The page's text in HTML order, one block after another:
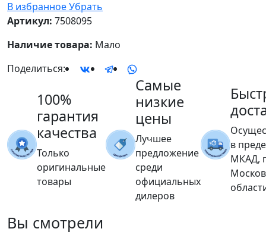
В избранноеУбрать
Артикул: 7508095
Наличие товара: Мало
Поделиться:
100%
гарантия
качества
Только
оригинальные
товары
Самые
низкие
цены
Лучшее
предложение
среди
официальных
дилеров
в
МКАД,
Вы смотрели